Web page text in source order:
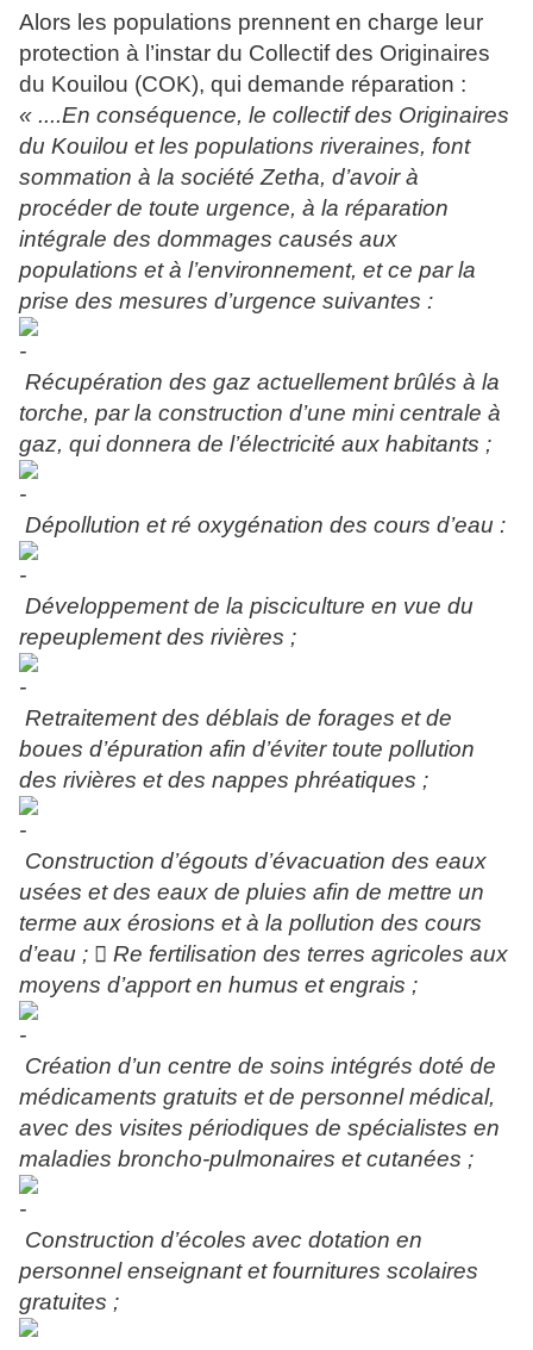
Alors les populations prennent en charge leur
protection à l’instar du Collectif des Originaires
du Kouilou (COK), qui demande réparation :
« ....En conséquence, le collectif des Originaires
du Kouilou et les populations riveraines, font
sommation à la société Zetha, d’avoir à
procéder de toute urgence, à la réparation
intégrale des dommages causés aux
populations et à l’environnement, et ce par la
prise des mesures d’urgence suivantes :
Récupération des gaz actuellement brûlés à la
torche, par la construction d’une mini centrale à
gaz, qui donnera de l’électricité aux habitants ;
Dépollution et ré oxygénation des cours d’eau :
Développement de la pisciculture en vue du
repeuplement des rivières ;
Retraitement des déblais de forages et de
boues d’épuration afin d’éviter toute pollution
des rivières et des nappes phréatiques ;
Construction d’égouts d’évacuation des eaux
usées et des eaux de pluies afin de mettre un
terme aux érosions et à la pollution des cours
d’eau ;  Re fertilisation des terres agricoles aux
moyens d’apport en humus et engrais ;
Création d’un centre de soins intégrés doté de
médicaments gratuits et de personnel médical,
avec des visites périodiques de spécialistes en
maladies broncho-pulmonaires et cutanées ;
Construction d’écoles avec dotation en
personnel enseignant et fournitures scolaires
gratuites ;